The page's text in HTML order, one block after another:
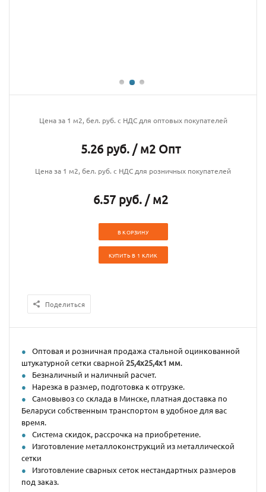
Цена за 1 м2, бел. руб. с НДС для оптовых покупателей
5.26 руб. / м2 Опт
Цена за 1 м2, бел. руб. с НДС для розничных покупателей
6.57 руб. / м2
В КОРЗИНУ
КУПИТЬ В 1 КЛИК
Поделиться
Оптовая и розничная продажа стальной оцинкованной
штукатурной сетки сварной 25,4х25,4х1 мм.
Безналичный и наличный расчет.
Нарезка в размер, подготовка к отгрузке.
Самовывоз со склада в Минске, платная доставка по
Беларуси собственным транспортом в удобное для вас
время.
Система скидок, рассрочка на приобретение.
Изготовление металлоконструкций из металлической
сетки
Изготовление сварных сеток нестандартных размеров
под заказ.